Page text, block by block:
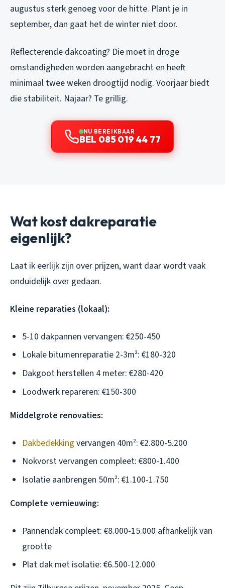
augustus sterk genoeg voor de hitte. Plant je in
september, dan gaat het de winter niet door.
Reflecterende dakcoating? Die moet in droge
omstandigheden worden aangebracht en heeft
minimaal twee weken droogtijd nodig. Voorjaar biedt
die stabiliteit. Najaar? Te grillig.
NU BEREIKBAAR
BEL 085 019 44 77
Wat kost dakreparatie
eigenlijk?
Laat ik eerlijk zijn over prijzen, want daar wordt vaak
onduidelijk over gedaan.
Kleine reparaties (lokaal):
5-10 dakpannen vervangen: €250-450
Lokale bitumenreparatie 2-3m²: €180-320
Dakgoot herstellen 4 meter: €280-420
Loodwerk repareren: €150-300
Middelgrote renovaties:
Dakbedekking vervangen 40m²: €2.800-5.200
Nokvorst vervangen compleet: €800-1.400
Isolatie aanbrengen 50m²: €1.100-1.750
Complete vernieuwing:
Pannendak compleet: €8.000-15.000 afhankelijk van
grootte
Plat dak met isolatie: €6.500-12.000